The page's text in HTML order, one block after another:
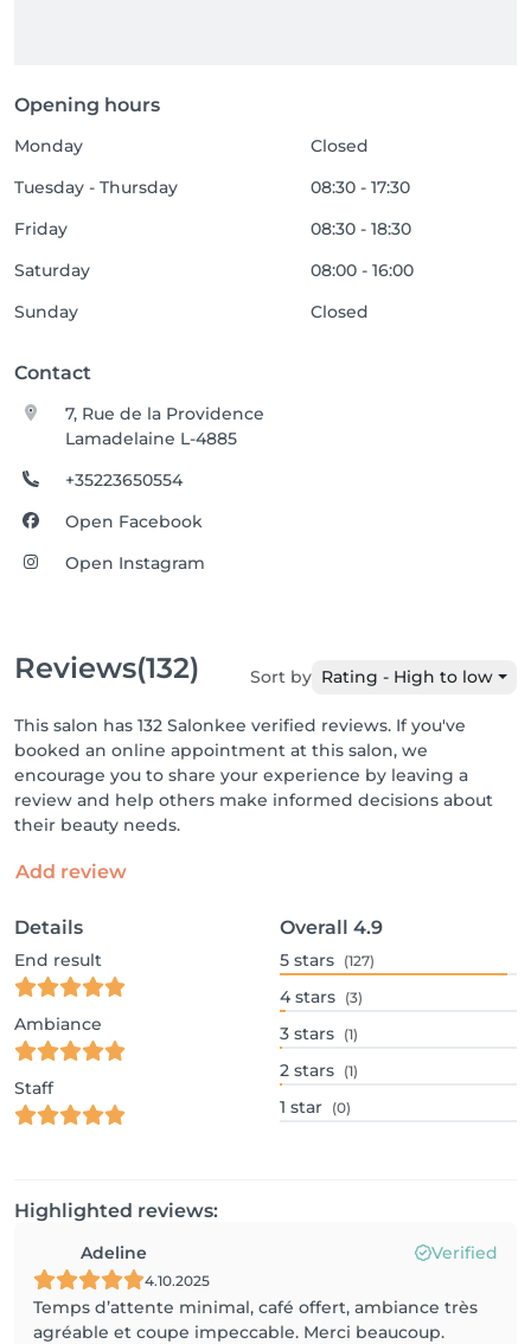
Opening hours
Monday
Closed
Tuesday - Thursday
08:30 - 17:30
Friday
08:30 - 18:30
Saturday
08:00 - 16:00
Sunday
Closed
Contact
7, Rue de la Providence
Lamadelaine L-4885
+35223650554
Open Facebook
Open Instagram
Reviews(132) Sort by Rating - High to low
This salon has 132 Salonkee verified reviews. If you've
booked an online appointment at this salon, we
encourage you to share your experience by leaving a
review and help others make informed decisions about
their beauty needs.
Add review
Details
End result
Ambiance
Staff
Overall 4.9
5 stars (127)
4 stars (3)
3 stars (1)
2 stars (1)
1 star (0)
Highlighted reviews:
Adeline Verified
4.10.2025
Temps d’attente minimal, café offert, ambiance très
agréable et coupe impeccable. Merci beaucoup.